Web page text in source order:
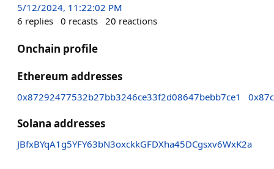
5/12/2024, 11:22:02 PM
6 replies 0 recasts 20 reactions
Onchain profile
Ethereum addresses
0x87292477532b27bb3246ce33f2d08647bebb7ce1
Solana addresses
JBfxBYqA1g5YFY63bN3oxckkGFDXha45DCgsxv6WxK2a